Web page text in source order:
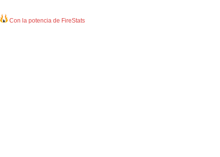
Con la potencia de FireStats